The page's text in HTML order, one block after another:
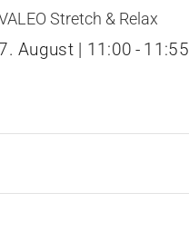
Stretch & Relax
August | 11:00 - 11:55